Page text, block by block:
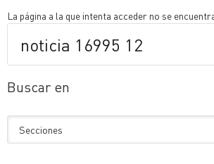
La página a la que intenta acceder no se
Buscar en